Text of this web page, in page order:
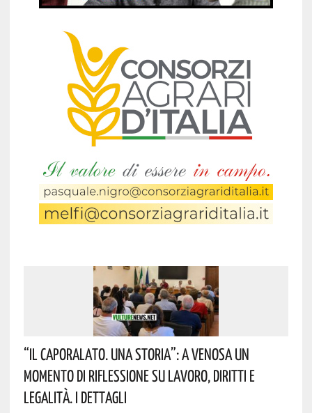
“Il Caporalato. Una Storia”: A Venosa Un
Momento Di Riflessione Su Lavoro, Diritti E
Legalità. I Dettagli